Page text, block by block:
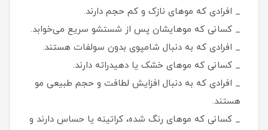
_ افرادی که موهای نازک و کم‌ حجم دارند.
_ کسانی که موهایشان پس از شستشو سریع می‌خوابد.
_ افرادی که به دنبال شامپوی بدون سولفات هستند.
_ کسانی که موهای خشک یا دهیدراته دارند.
_ افرادی که به دنبال افزایش لطافت و حجم طبیعی مو
هستند.
_ کسانی که موهای رنگ‌ شده، کراتینه یا حساس دارند و